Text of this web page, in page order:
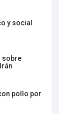
y social
sobre
pollo por